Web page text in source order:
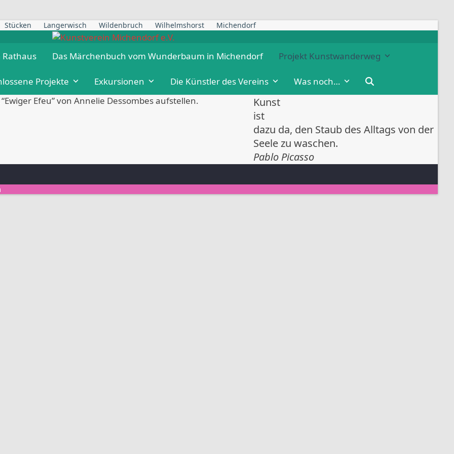
Stü­cken Langer­wisch Wil­den­bruch Wil­helms­horst Michen­dorf
Das Mär­chen­buch vom Wun­der­baum in Michendorf Pro­jekt Kunstwanderweg
Projekte Exkur­sio­nen Die Künst­ler des Vereins
Was noch…
Efeu” von Anne­lie Dess­om­bes aufstellen.
Kunst
ist
dazu da, den Staub des Alltags von der
Seele zu waschen.
Pablo Picasso